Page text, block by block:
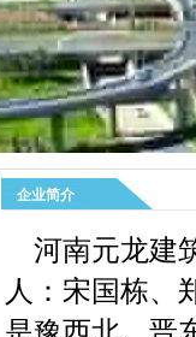
企业简介
河南元龙建
人：宋国栋、